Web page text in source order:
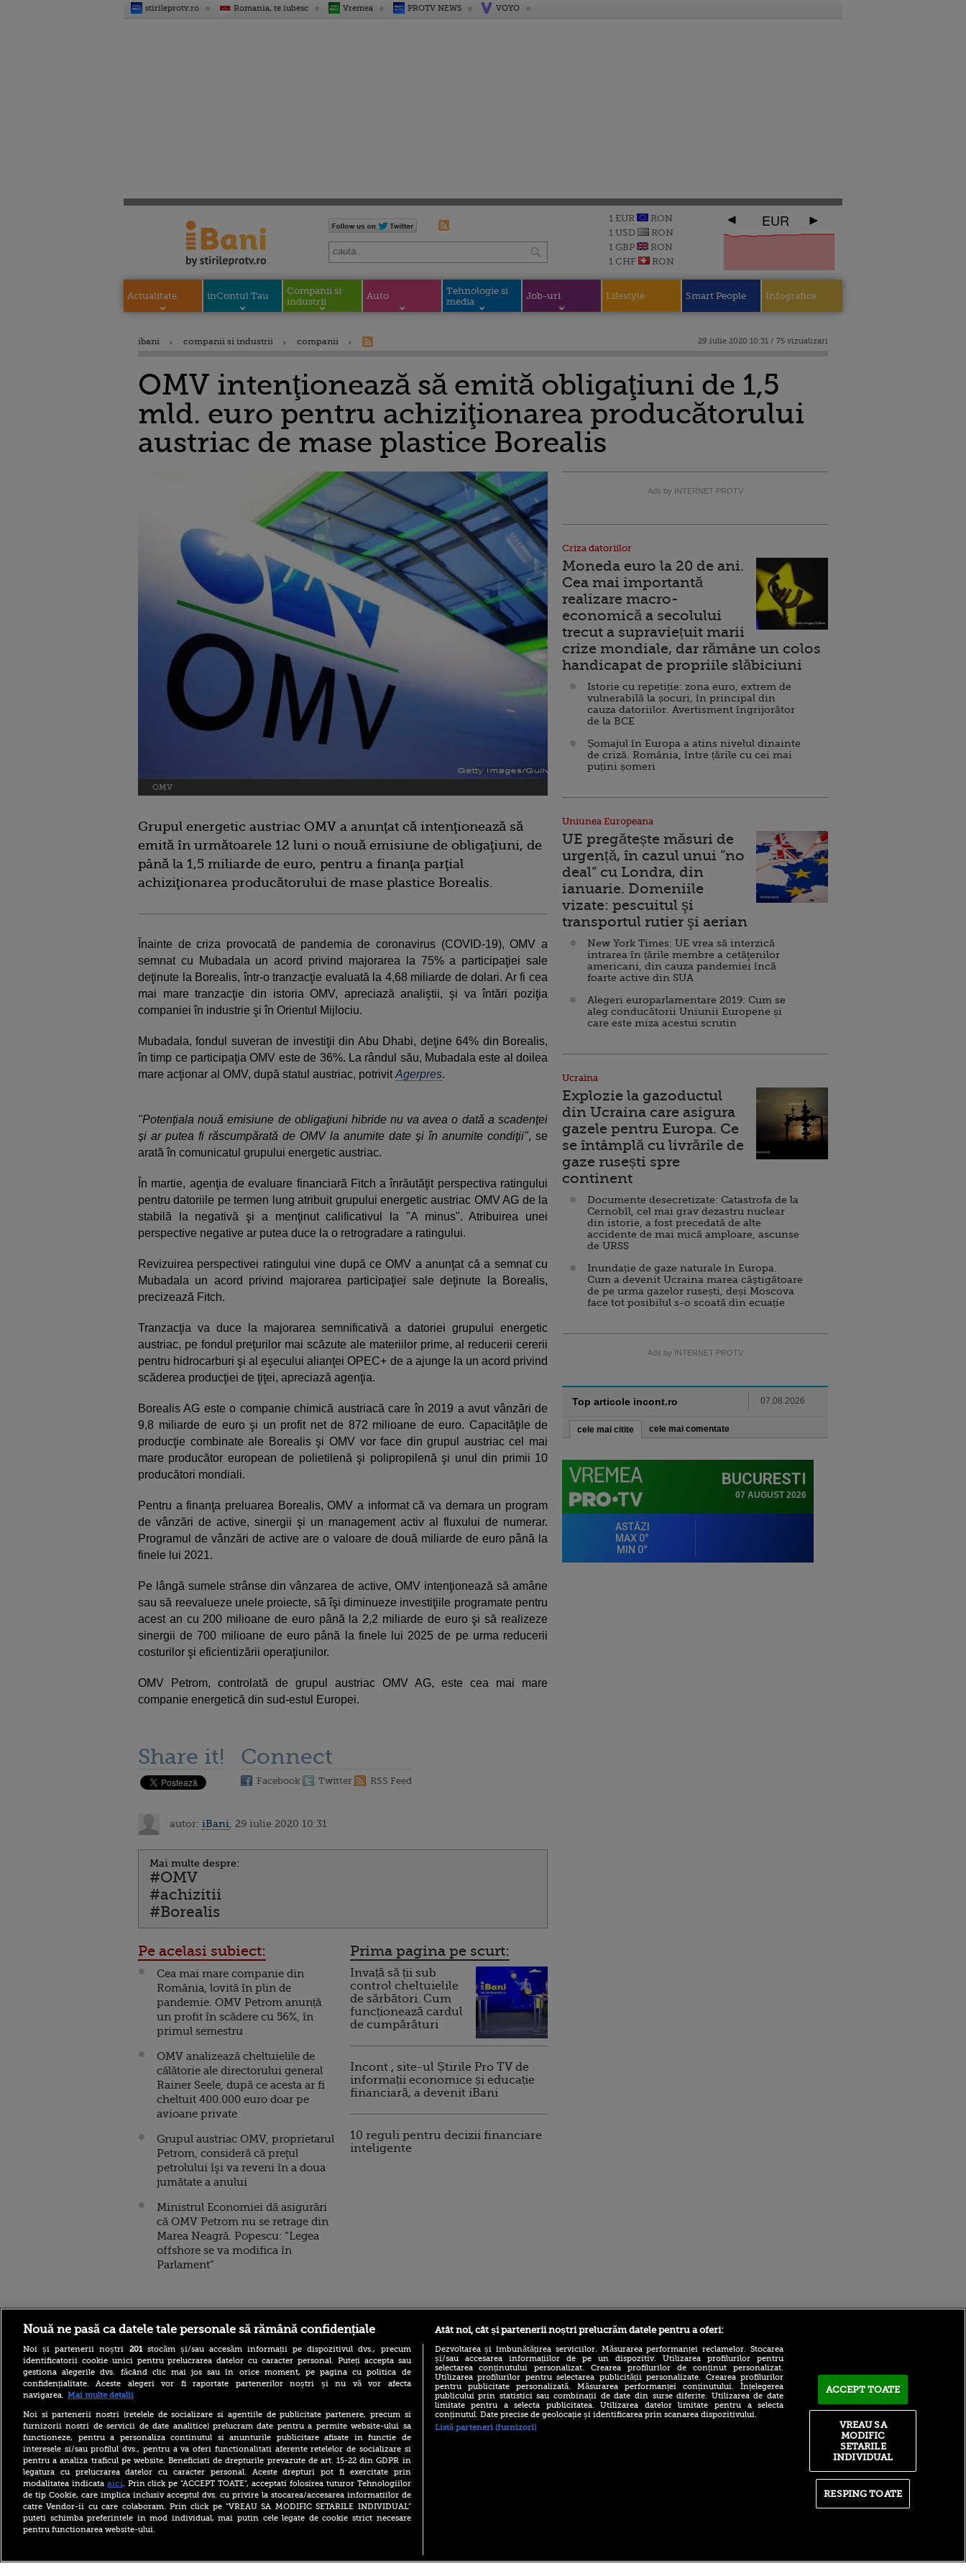
stirileprotv.ro Romania, te iubesc Vremea PROTV NEWS VOYO
1 EUR
RON
1 USD
RON
1 GBP
RON
1 CHF
RON
EUR
Actualitate inContul Tau
Companii si
industrii
Auto
Tehnologie si
media
Job-uri Lifestyle Smart People Infografice
ibani companii si industrii companii 29 iulie 2020 10:31 / 75 vizualizari
OMV intenţionează să emită obligaţiuni de 1,5
mld. euro pentru achiziţionarea producătorului
austriac de mase plastice Borealis
OMV
Grupul energetic austriac OMV a anunţat că intenţionează să
emită în următoarele 12 luni o nouă emisiune de obligaţiuni, de
până la 1,5 miliarde de euro, pentru a finanţa parţial
achiziţionarea producătorului de mase plastice Borealis.
Înainte de criza provocată de pandemia de coronavirus (COVID-19), OMV a
semnat cu Mubadala un acord privind majorarea la 75% a participaţiei sale
deţinute la Borealis, într-o tranzacţie evaluată la 4,68 miliarde de dolari. Ar fi cea
mai mare tranzacţie din istoria OMV, apreciază analiştii, şi va întări poziţia
companiei în industrie şi în Orientul Mijlociu.
Mubadala, fondul suveran de investiţii din Abu Dhabi, deţine 64% din Borealis,
în timp ce participaţia OMV este de 36%. La rândul său, Mubadala este al doilea
mare acţionar al OMV, după statul austriac, potrivitAgerpres.
"Potenţiala nouă emisiune de obligaţiuni hibride nu va avea o dată a scadenţei
şi ar putea fi răscumpărată de OMV la anumite date şi în anumite condiţii", se
arată în comunicatul grupului energetic austriac.
În martie, agenţia de evaluare financiară Fitch a înrăutăţit perspectiva ratingului
pentru datoriile pe termen lung atribuit grupului energetic austriac OMV AG de la
stabilă la negativă şi a menţinut calificativul la "A minus". Atribuirea unei
perspective negative ar putea duce la o retrogradare a ratingului.
Revizuirea perspectivei ratingului vine după ce OMV a anunţat că a semnat cu
Mubadala un acord privind majorarea participaţiei sale deţinute la Borealis,
precizează Fitch.
Tranzacţia va duce la majorarea semnificativă a datoriei grupului energetic
austriac, pe fondul preţurilor mai scăzute ale materiilor prime, al reducerii cererii
pentru hidrocarburi şi al eşecului alianţei OPEC+ de a ajunge la un acord privind
scăderea producţiei de ţiţei, apreciază agenţia.
Borealis AG este o companie chimică austriacă care în 2019 a avut vânzări de
9,8 miliarde de euro şi un profit net de 872 milioane de euro. Capacităţile de
producţie combinate ale Borealis şi OMV vor face din grupul austriac cel mai
mare producător european de polietilenă şi polipropilenă şi unul din primii 10
producători mondiali.
Pentru a finanţa preluarea Borealis, OMV a informat că va demara un program
de vânzări de active, sinergii şi un management activ al fluxului de numerar.
Programul de vânzări de active are o valoare de două miliarde de euro până la
finele lui 2021.
Pe lângă sumele strânse din vânzarea de active, OMV intenţionează să amâne
sau să reevalueze unele proiecte, să îşi diminueze investiţiile programate pentru
acest an cu 200 milioane de euro până la 2,2 miliarde de euro şi să realizeze
sinergii de 700 milioane de euro până la finele lui 2025 de pe urma reducerii
costurilor şi eficientizării operaţiunilor.
OMV Petrom, controlată de grupul austriac OMV AG, este cea mai mare
companie energetică din sud-estul Europei.
Share it! Connect
Facebook Twitter RSS Feed
autor: iBani , 29 iulie 2020 10:31
Mai multe despre:
#OMV
#achizitii
#Borealis
Pe acelasi subiect:
Cea mai mare companie din
România, lovită în plin de
pandemie. OMV Petrom anunță
un profit în scădere cu 56%, în
primul semestru
OMV analizează cheltuielile de
călătorie ale directorului general
Rainer Seele, după ce acesta ar fi
cheltuit 400.000 euro doar pe
avioane private
Grupul austriac OMV, proprietarul
Petrom, consideră că preţul
petrolului îşi va reveni în a doua
jumătate a anului
Ministrul Economiei dă asigurări
că OMV Petrom nu se retrage din
Marea Neagră. Popescu: “Legea
offshore se va modifica în
Parlament”
Prima pagina pe scurt:
Invață să ții sub
control cheltuielile
de sărbători. Cum
funcționează cardul
de cumpărături
Incont , site-ul Știrile Pro TV de
informații economice și educație
financiară, a devenit iBani
10 reguli pentru decizii financiare
inteligente
Ads by INTERNET PROTV
Criza datoriilor
Moneda euro la 20 de ani.
Cea mai importantă
realizare macro-
economică a secolului
trecut a supraviețuit marii
crize mondiale, dar rămâne un colos
handicapat de propriile slăbiciuni
Istorie cu repetiție: zona euro, extrem de
vulnerabilă la șocuri, în principal din
cauza datoriilor. Avertisment îngrijorător
de la BCE
Șomajul în Europa a atins nivelul dinainte
de criză. România, între țările cu cei mai
puțini șomeri
Uniunea Europeana
UE pregătește măsuri de
urgență, în cazul unui ”no
deal” cu Londra, din
ianuarie. Domeniile
vizate: pescuitul şi
transportul rutier şi aerian
New York Times: UE vrea să interzică
intrarea în țările membre a cetăţenilor
americani, din cauza pandemiei încă
foarte active din SUA
Alegeri europarlamentare 2019: Cum se
aleg conducătorii Uniunii Europene și
care este miza acestui scrutin
Ucraina
Explozie la gazoductul
din Ucraina care asigura
gazele pentru Europa. Ce
se întâmplă cu livrările de
gaze rusești spre
continent
Documente desecretizate: Catastrofa de la
Cernobîl, cel mai grav dezastru nuclear
din istorie, a fost precedată de alte
accidente de mai mică amploare, ascunse
de URSS
Inundație de gaze naturale în Europa.
Cum a devenit Ucraina marea câștigătoare
de pe urma gazelor rusești, deși Moscova
face tot posibilul s-o scoată din ecuație
Ads by INTERNET PROTV
Top articole incont.ro 07.08.2026
cele mai citite cele mai comentate
Stirileprotv.ro
Portocale – beneficii,
proprietăți nutriționale și
utilizări surprinzătoare
Drona cu explozibil de pe
Aeroportul Leipzig,
doborâtă cu piciorul.
„Eroul”, un șofer de autobuz
Un muncitor moldovean,
lăsat să moară pe șantier de
șase colegi români. Nimeni
ilike-it.ro foodstory.ro
(P) Descoperă Lumea
Procinema.ro Sport.ro
A făcut anunțul în direct:
Nouă ne pasă ca datele tale personale să rămână confidențiale
Noi și partenerii noștri 201stocăm și/sau accesăm informații pe dispozitivul dvs., precum
identificatorii cookie unici pentru prelucrarea datelor cu caracter personal. Puteți accepta sau
gestiona alegerile dvs. făcând clic mai jos sau în orice moment, pe pagina cu politica de
confidențialitate. Aceste alegeri vor fi raportate partenerilor noștri și nu vă vor afecta
navigarea. Mai multe detalii
Noi si partenerii nostri (retelele de socializare si agentiile de publicitate partenere, precum si
furnizorii nostri de servicii de date analitice) prelucram date pentru a permite website-ului sa
functioneze, pentru a personaliza continutul si anunturile publicitare afisate in functie de
interesele si/sau profilul dvs., pentru a va oferi functionalitati aferente retelelor de socializare si
pentru a analiza traficul pe website. Beneficiati de drepturile prevazute de art. 15-22 din GDPR in
legatura cu prelucrarea datelor cu caracter personal. Aceste drepturi pot fi exercitate prin
modalitatea indicata aici. Prin click pe “ACCEPT TOATE”, acceptati folosirea tuturor Tehnologiilor
de tip Cookie, care implica inclusiv acceptul dvs. cu privire la stocarea/accesarea informatiilor de
catre Vendor-ii cu care colaboram. Prin click pe “VREAU SA MODIFIC SETARILE INDIVIDUAL”
puteti schimba preferintele in mod individual, mai putin cele legate de cookie strict necesare
pentru functionarea website-ului.
Atât noi, cât și partenerii noștri prelucrăm datele pentru a oferi:
Dezvoltarea și îmbunătățirea serviciilor. Măsurarea performanței reclamelor. Stocarea
și/sau accesarea informațiilor de pe un dispozitiv. Utilizarea profilurilor pentru
selectarea conținutului personalizat. Crearea profilurilor de conținut personalizat.
Utilizarea profilurilor pentru selectarea publicității personalizate. Crearea profilurilor
pentru publicitate personalizată. Măsurarea performanței conținutului. Înțelegerea
publicului prin statistici sau combinații de date din surse diferite. Utilizarea de date
limitate pentru a selecta publicitatea. Utilizarea datelor limitate pentru a selecta
conținutul. Date precise de geolocație și identificarea prin scanarea dispozitivului.
Listă parteneri (furnizori)
ACCEPT TOATE
RESPING TOATE
VREAU SA
MODIFIC
SETARILE
INDIVIDUAL